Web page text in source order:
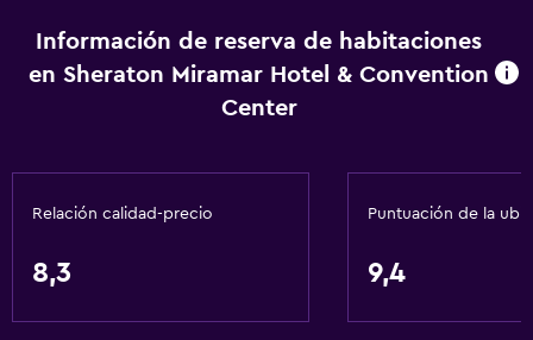
Información de reserva de habitaciones
en Sheraton Miramar Hotel & Convention
Center
Relación calidad-precio
8,3
Puntuación de la
9,4